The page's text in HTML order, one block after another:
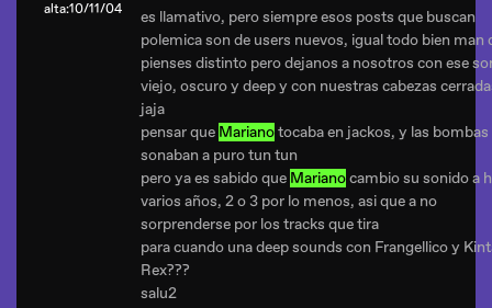
alta:10/11/04
es llamativo, pero siempre esos posts que buscan
polemica son de users nuevos, igual todo bien man
pienses distinto pero dejanos a nosotros con ese
viejo, oscuro y deep y con nuestras cabezas
jaja
pensar que Marianotocaba en jackos, y las bombas
sonaban a puro tun tun
pero ya es sabido que Marianocambio su sonido a
varios años, 2 o 3 por lo menos, asi que a no
sorprenderse por los tracks que tira
para cuando una deep sounds con Frangellico y
Rex???
salu2